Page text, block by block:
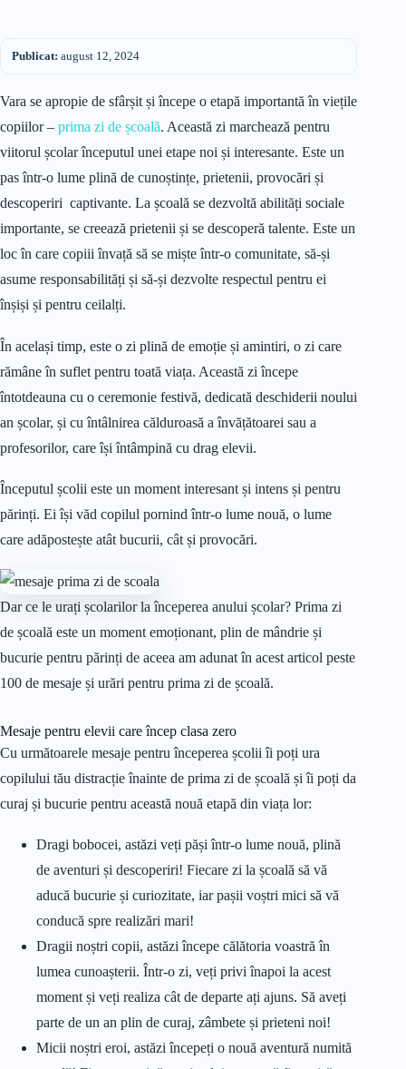
Publicat: august 12, 2024
Vara se apropie de sfârșit și începe o etapă importantă în viețile
copiilor – prima zi de școală. Această zi marchează pentru
viitorul școlar începutul unei etape noi și interesante. Este un
pas într-o lume plină de cunoștințe, prietenii, provocări și
descoperiri captivante. La școală se dezvoltă abilități sociale
importante, se creează prietenii și se descoperă talente. Este un
loc în care copiii învață să se miște într-o comunitate, să-și
asume responsabilități și să-și dezvolte respectul pentru ei
înșiși și pentru ceilalți.
În același timp, este o zi plină de emoție și amintiri, o zi care
rămâne în suflet pentru toată viața. Această zi începe
întotdeauna cu o ceremonie festivă, dedicată deschiderii noului
an școlar, și cu întâlnirea călduroasă a învățătoarei sau a
profesorilor, care își întâmpină cu drag elevii.
Începutul școlii este un moment interesant și intens și pentru
părinți. Ei își văd copilul pornind într-o lume nouă, o lume
care adăpostește atât bucurii, cât și provocări.
Dar ce le urați școlarilor la începerea anului școlar? Prima zi
de școală este un moment emoționant, plin de mândrie și
bucurie pentru părinți de aceea am adunat în acest articol peste
100 de mesaje și urări pentru prima zi de școală.
Mesaje pentru elevii care încep clasa zero
Cu următoarele mesaje pentru începerea școlii îi poți ura
copilului tău distracție înainte de prima zi de școală și îi poți da
curaj și bucurie pentru această nouă etapă din viața lor:
Dragi bobocei, astăzi veți păși într-o lume nouă, plină
de aventuri și descoperiri! Fiecare zi la școală să vă
aducă bucurie și curiozitate, iar pașii voștri mici să vă
conducă spre realizări mari!
Dragii noștri copii, astăzi începe călătoria voastră în
lumea cunoașterii. Într-o zi, veți privi înapoi la acest
moment și veți realiza cât de departe ați ajuns. Să aveți
parte de un an plin de curaj, zâmbete și prieteni noi!
Micii noștri eroi, astăzi începeți o nouă aventură numită